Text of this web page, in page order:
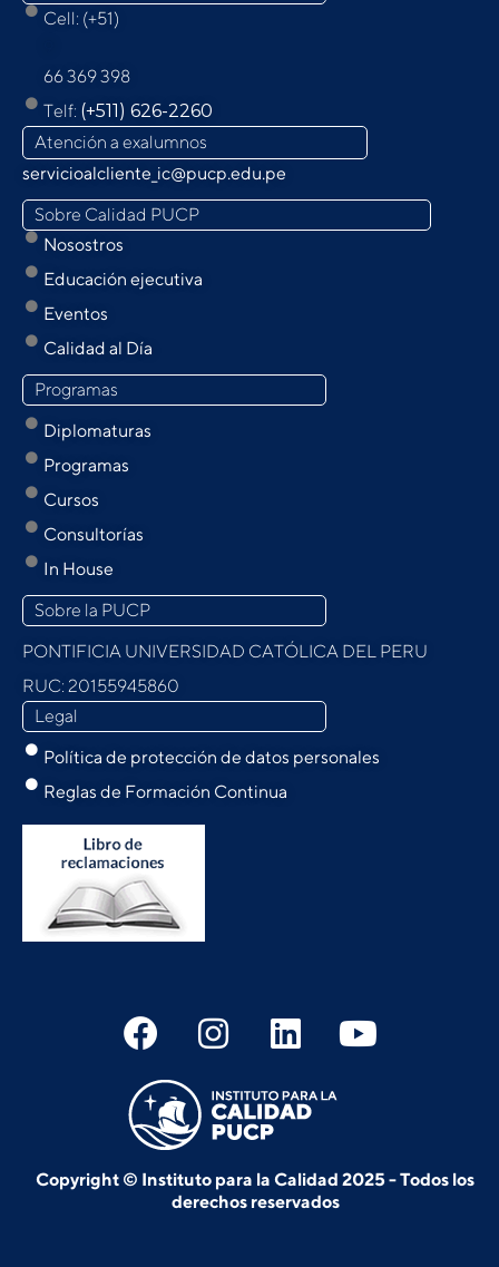
Cell: (+51)
66 369 398
Telf: (+511) 626-2260
Atención a exalumnos
servicioalcliente_ic@pucp.edu.pe
Sobre Calidad PUCP
Nosostros
Educación ejecutiva
Eventos
Calidad al Día
Programas
Diplomaturas
Programas
Cursos
Consultorías
In House
Sobre la PUCP
PONTIFICIA UNIVERSIDAD CATÓLICA DEL PERU
RUC: 20155945860
Legal
Política de protección de datos personales
Reglas de Formación Continua
Copyright © Instituto para la Calidad 2025 - Todos los
derechos reservados